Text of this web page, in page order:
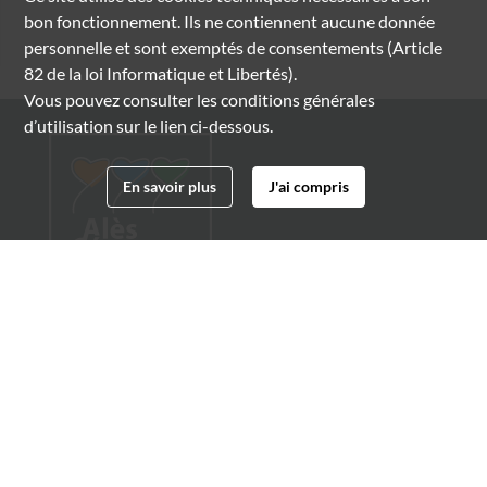
bon fonctionnement. Ils ne contiennent aucune donnée
personnelle et sont exemptés de consentements (Article
82 de la loi Informatique et Libertés).
Vous pouvez consulter les conditions générales
d’utilisation sur le lien ci-dessous.
En savoir plus J'ai compris